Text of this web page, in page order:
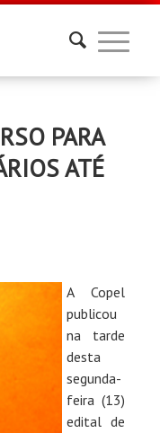
PARA
ATÉ
A Copel
publicou
na tarde
desta
segunda-
feira (13)
edital de